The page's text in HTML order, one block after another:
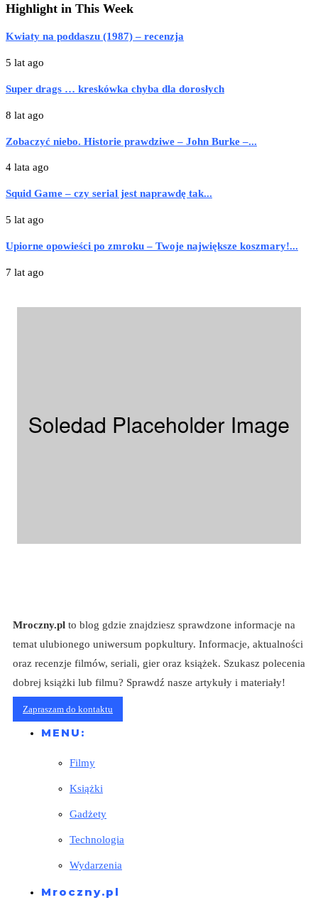
Highlight in This Week
Kwiaty na poddaszu (1987) – recenzja
5 lat ago
Super drags … kreskówka chyba dla dorosłych
8 lat ago
Zobaczyć niebo. Historie prawdziwe – John Burke –...
4 lata ago
Squid Game – czy serial jest naprawdę tak...
5 lat ago
Upiorne opowieści po zmroku – Twoje największe koszmary!...
7 lat ago
Mroczny.pl to blog gdzie znajdziesz sprawdzone informacje na
temat ulubionego uniwersum popkultury. Informacje, aktualności
oraz recenzje filmów, seriali, gier oraz książek. Szukasz polecenia
dobrej książki lub filmu? Sprawdź nasze artykuły i materiały!
Zapraszam do kontaktu
MENU:
Filmy
Książki
Gadżety
Technologia
Wydarzenia
Mroczny.pl